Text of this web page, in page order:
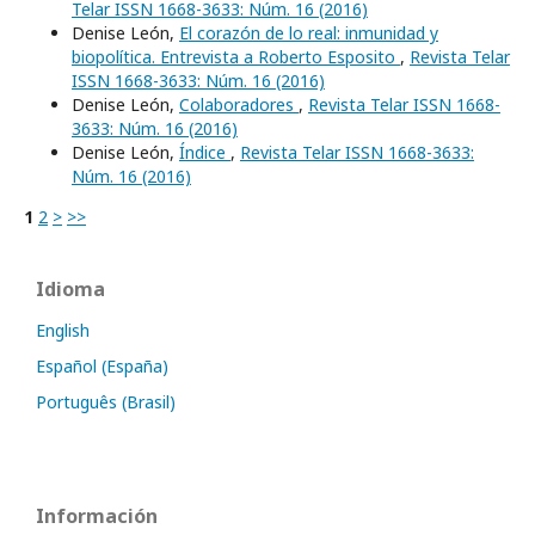
Telar ISSN 1668-3633: Núm. 16 (2016)
Denise León, El corazón de lo real: inmunidad y
biopolítica. Entrevista a Roberto Esposito , Revista Telar
ISSN 1668-3633: Núm. 16 (2016)
Denise León, Colaboradores , Revista Telar ISSN 1668-
3633: Núm. 16 (2016)
Denise León, Índice , Revista Telar ISSN 1668-3633:
Núm. 16 (2016)
1 2 > >>
Idioma
English
Español (España)
Português (Brasil)
Información